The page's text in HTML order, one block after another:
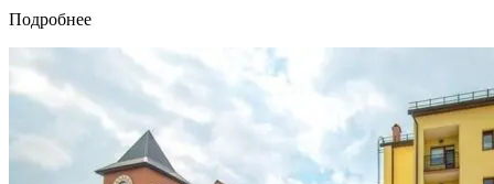
Подробнее